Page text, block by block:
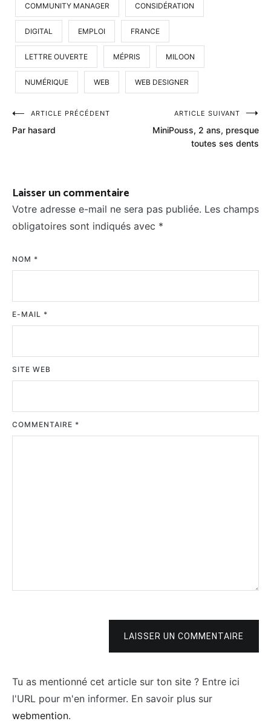
COMMUNITY MANAGER CONSIDÉRATION
DIGITAL EMPLOI FRANCE
LETTRE OUVERTE MÉPRIS MILOON
NUMÉRIQUE WEB WEB DESIGNER
Navigation
de
ARTICLE PRÉCÉDENT
Par hasard
ARTICLE SUIVANT
MiniPouss, 2 ans, presque
toutes ses dents
Laisser un commentaire
Votre adresse e-mail ne sera pas publiée. Les champs
obligatoires sont indiqués avec *
NOM *
E-MAIL *
SITE WEB
COMMENTAIRE *
LAISSER UN COMMENTAIRE
Tu as mentionné cet article sur ton site ? Entre ici
l'URL pour m'en informer. En savoir plus sur
webmention.